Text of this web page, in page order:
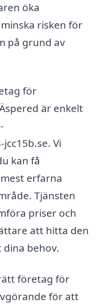
öka
risken för
på grund av
för
är enkelt
Vi
kan få
erfarna
Tjänsten
priser och
att hitta den
behov.
företag för
för att